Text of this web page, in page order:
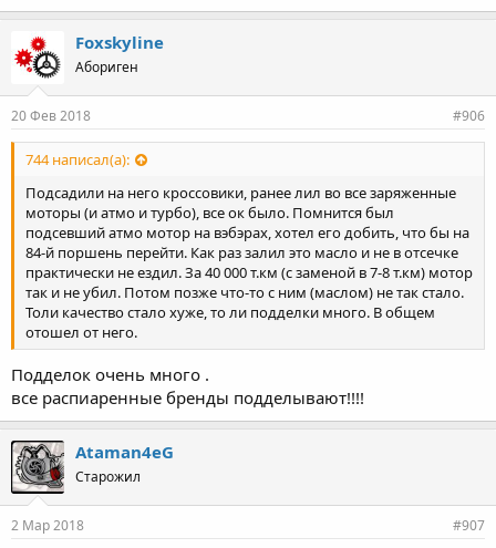
Foxskyline
Абориген
20 Фев 2018 #906
744 написал(а):
Подсадили на него кроссовики, ранее лил во все заряженные
моторы (и атмо и турбо), все ок было. Помнится был
подсевший атмо мотор на вэбэрах, хотел его добить, что бы на
84-й поршень перейти. Как раз залил это масло и не в отсечке
практически не ездил. За 40 000 т.км (с заменой в 7-8 т.км) мотор
так и не убил. Потом позже что-то с ним (маслом) не так стало.
Толи качество стало хуже, то ли подделки много. В общем
отошел от него.
Подделок очень много .
все распиаренные бренды подделывают!!!!
Ataman4eG
Старожил
2 Мар 2018 #907